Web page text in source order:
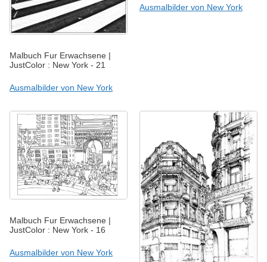
Malbuch Fur Erwachsene |
JustColor : New York - 21
Ausmalbilder von New York
Ausmalbilder von New York
Malbuch Fur Erwachsene |
JustColor : New York - 16
Ausmalbilder von New York